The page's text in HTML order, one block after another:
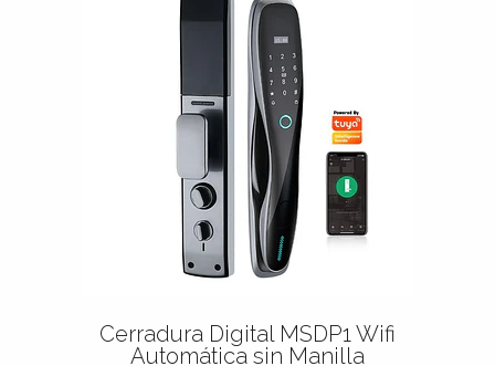
Cerradura Digital MSDP1 Wifi
Automática sin Manilla